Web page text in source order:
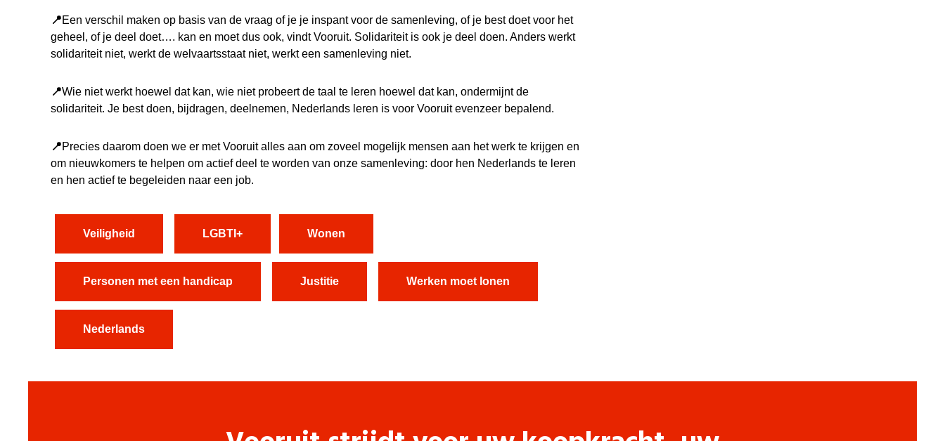
📍Een verschil maken op basis van de vraag of je je inspant voor de samenleving, of je best doet voor het
geheel, of je deel doet…. kan en moet dus ook, vindt Vooruit. Solidariteit is ook je deel doen. Anders werkt
solidariteit niet, werkt de welvaartsstaat niet, werkt een samenleving niet.
📍Wie niet werkt hoewel dat kan, wie niet probeert de taal te leren hoewel dat kan, ondermijnt de
solidariteit. Je best doen, bijdragen, deelnemen, Nederlands leren is voor Vooruit evenzeer bepalend.
📍Precies daarom doen we er met Vooruit alles aan om zoveel mogelijk mensen aan het werk te krijgen en
om nieuwkomers te helpen om actief deel te worden van onze samenleving: door hen Nederlands te leren
en hen actief te begeleiden naar een job.
Veiligheid LGBTI+ Wonen
Personen met een handicap Justitie Werken moet lonen
Nederlands